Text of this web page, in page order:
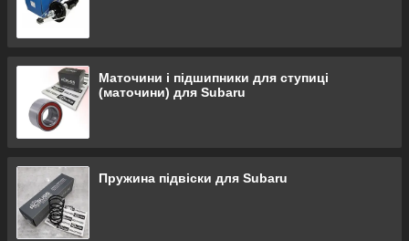
Маточини і підшипники для ступиці
(маточини) для Subaru
Пружина підвіски для Subaru